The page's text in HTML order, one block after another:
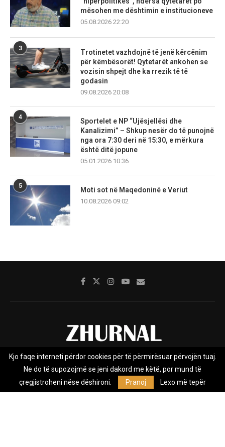
mësohen me dështimin e institucioneve
05.08.2026 22:20
3
Trotinetet vazhdojnë të jenë kërcënim
për këmbësorët! Qytetarët ankohen se
vozisin shpejt dhe ka rrezik të të
godasin
09.08.2026 20:08
4
Sportelet e NP “Ujësjellësi dhe
Kanalizimi” – Shkup nesër do të punojnë
nga ora 7:30 deri në 15:30, e mërkura
është ditë jopune
05.01.2026 10:36
5
Moti sot në Maqedoninë e Veriut
10.08.2026 09:02
Rreth nesh Impresumi Marketing
Privacy Policy
Zhurnal.mk është Agjenci e Lajmeve e pavarur, e themeluar në vitin
Kjo faqe interneti përdor cookies për të përmirësuar përvojën tuaj.
Ne do të supozojmë se jeni dakord me këtë, por mund të
çregjistroheni nëse dëshironi.
Pranoj Lexo më tepër